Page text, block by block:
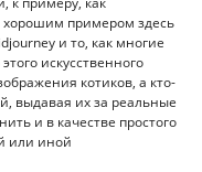
хорошим примером здесь
и то, как многие
искусственного
котиков, а кто-
выдавая их за реальные
и в качестве простого
или иной